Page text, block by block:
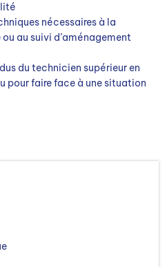
nécessaires à la
au suivi d’aménagement
du technicien supérieur en
pour faire face à une situation